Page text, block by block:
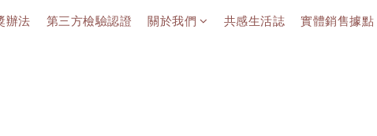
辦法 第三方檢驗認證 關於我們 共感生活誌 實體銷售據點